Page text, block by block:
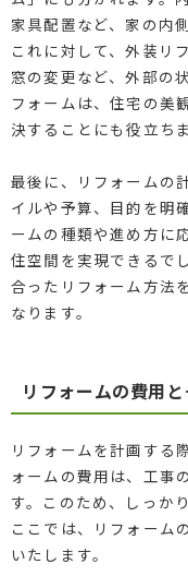
家具配置など、家の内
これに対して、外装リ
窓の変更など、外部の
フォームは、住宅の美
決することにも役立ちま
最後に、リフォームの
イルや予算、目的を明
ームの種類や進め方に
住空間を実現できるで
合ったリフォーム方法
なります。
リフォームの費用
リフォームを計画する
ォームの費用は、工事
す。このため、しっか
ここでは、リフォーム
いたします。